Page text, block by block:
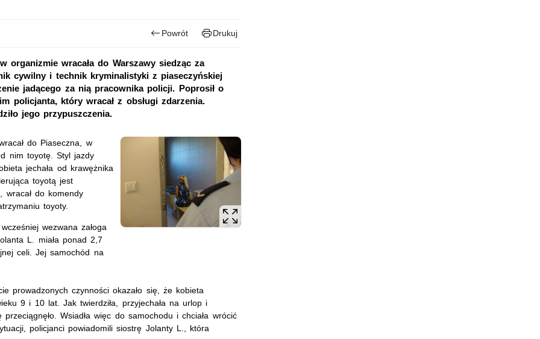
Powrót Drukuj
organizmie wracała do Warszawy siedząc za
cywilny i technik kryminalistyki z piaseczyńskiej
jadącego za nią pracownika policji. Poprosił o
policjanta, który wracał z obsługi zdarzenia.
jego przypuszczenia.
do Piaseczna, w
nim toyotę. Styl jazdy
jechała od krawężnika
toyotą jest
wracał do komendy
toyoty.
wezwana załoga
L. miała ponad 2,7
celi. Jej samochód na
prowadzonych czynności okazało się, że kobieta
9 i 10 lat. Jak twierdziła, przyjechała na urlop i
Wsiadła więc do samochodu i chciała wrócić
policjanci powiadomili siostrę Jolanty L., która